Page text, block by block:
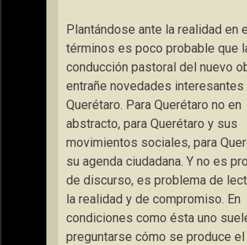
Plantándose ante la realidad en
términos es poco probable que
conducción pastoral del nuevo
entrañe novedades interesantes
Querétaro. Para Querétaro no en
abstracto, para Querétaro y sus
movimientos sociales, para
su agenda ciudadana. Y no es
de discurso, es problema de
la realidad y de compromiso. En
condiciones como ésta uno
preguntarse cómo se produce